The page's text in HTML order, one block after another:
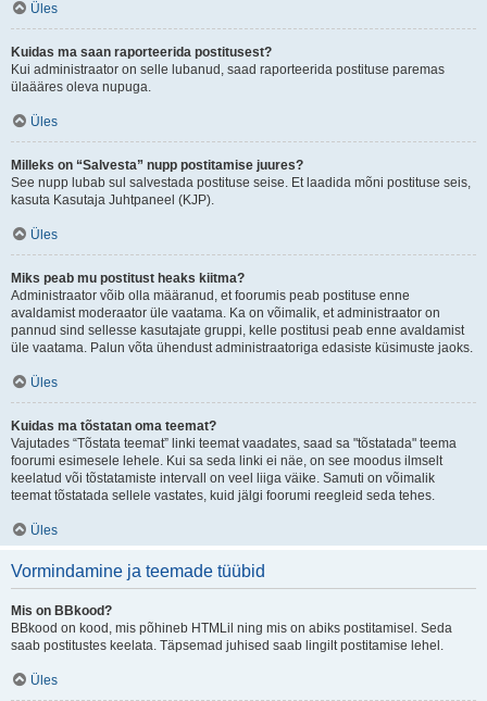
Üles
Kuidas ma saan raporteerida postitusest?
Kui administraator on selle lubanud, saad raporteerida postituse paremas
ülaääres oleva nupuga.
Üles
Milleks on “Salvesta” nupp postitamise juures?
See nupp lubab sul salvestada postituse seise. Et laadida mõni postituse seis,
kasuta Kasutaja Juhtpaneel (KJP).
Üles
Miks peab mu postitust heaks kiitma?
Administraator võib olla määranud, et foorumis peab postituse enne
avaldamist moderaator üle vaatama. Ka on võimalik, et administraator on
pannud sind sellesse kasutajate gruppi, kelle postitusi peab enne avaldamist
üle vaatama. Palun võta ühendust administraatoriga edasiste küsimuste jaoks.
Üles
Kuidas ma tõstatan oma teemat?
Vajutades “Tõstata teemat” linki teemat vaadates, saad sa "tõstatada" teema
foorumi esimesele lehele. Kui sa seda linki ei näe, on see moodus ilmselt
keelatud või tõstatamiste intervall on veel liiga väike. Samuti on võimalik
teemat tõstatada sellele vastates, kuid jälgi foorumi reegleid seda tehes.
Üles
Vormindamine ja teemade tüübid
Mis on BBkood?
BBkood on kood, mis põhineb HTMLil ning mis on abiks postitamisel. Seda
saab postitustes keelata. Täpsemad juhised saab lingilt postitamise lehel.
Üles